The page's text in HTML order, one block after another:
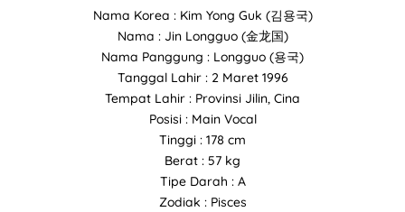
Nama Korea : Kim Yong Guk (김용국)
Nama : Jin Longguo (金龙国)
Nama Panggung : Longguo (용국)
Tanggal Lahir : 2 Maret 1996
Tempat Lahir : Provinsi Jilin, Cina
Posisi : Main Vocal
Tinggi : 178 cm
Berat : 57 kg
Tipe Darah : A
Zodiak : Pisces